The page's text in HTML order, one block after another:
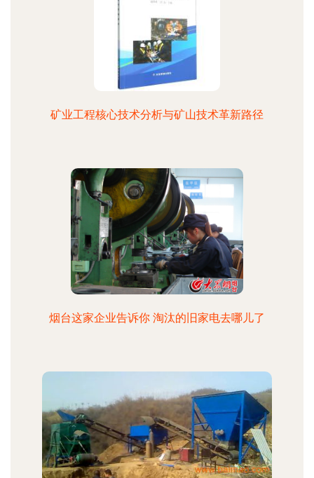
矿业工程核心技术分析与矿山技术革新路径
烟台这家企业告诉你 淘汰的旧家电去哪儿了